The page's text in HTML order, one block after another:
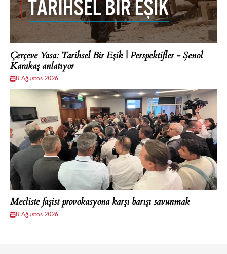
Çerçeve Yasa: Tarihsel Bir Eşik | Perspektifler - Şenol
Karakaş anlatıyor
8 Ağustos 2026
Mecliste faşist provokasyona karşı barışı savunmak
8 Ağustos 2026